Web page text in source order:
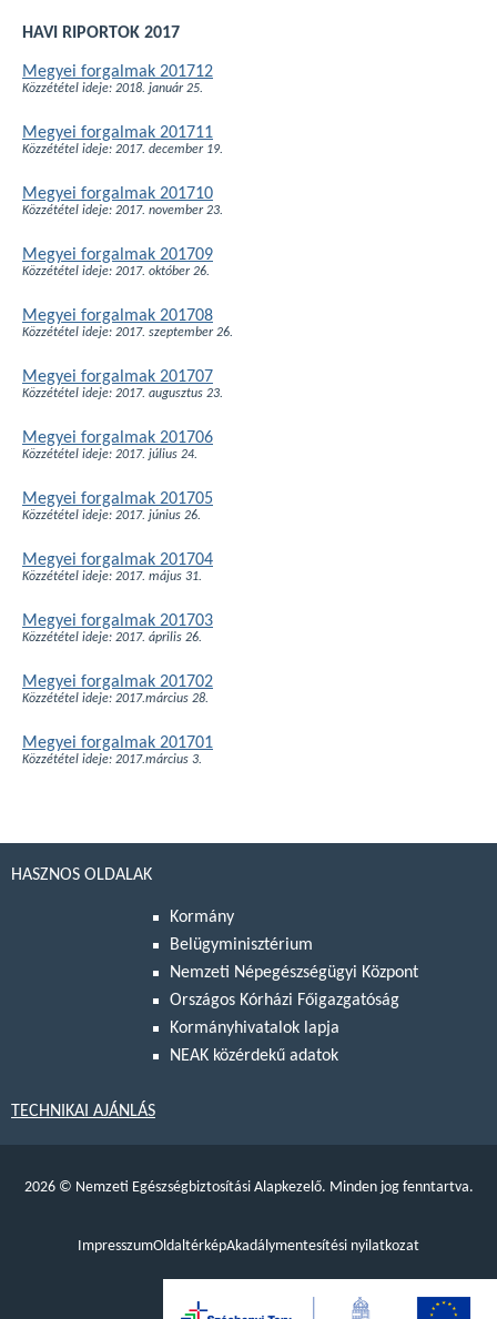
HAVI RIPORTOK 2017
Megyei forgalmak 201712
Közzététel ideje: 2018. január 25.
Megyei forgalmak 201711
Közzététel ideje: 2017. december 19.
Megyei forgalmak 201710
Közzététel ideje: 2017. november 23.
Megyei forgalmak 201709
Közzététel ideje: 2017. október 26.
Megyei forgalmak 201708
Közzététel ideje: 2017. szeptember 26.
Megyei forgalmak 201707
Közzététel ideje: 2017. augusztus 23.
Megyei forgalmak 201706
Közzététel ideje: 2017. július 24.
Megyei forgalmak 201705
Közzététel ideje: 2017. június 26.
Megyei forgalmak 201704
Közzététel ideje: 2017. május 31.
Megyei forgalmak 201703
Közzététel ideje: 2017. április 26.
Megyei forgalmak 201702
Közzététel ideje: 2017.március 28.
Megyei forgalmak 201701
Közzététel ideje: 2017.március 3.
HASZNOS OLDALAK
Kormány
Belügyminisztérium
Nemzeti Népegészségügyi Központ
Országos Kórházi Főigazgatóság
Kormányhivatalok lapja
NEAK közérdekű adatok
TECHNIKAI AJÁNLÁS
2026 © Nemzeti Egészségbiztosítási Alapkezelő. Minden jog fenntartva.
ImpresszumOldaltérképAkadálymentesítési nyilatkozat